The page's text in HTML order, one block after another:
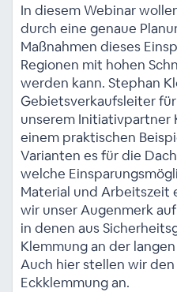
In diesem Webinar
durch eine genaue
Maßnahmen dieses
Regionen mit hohen
werden kann. Stephan
Gebietsverkaufsleiter
unserem Initiativpartner
einem praktischen
Varianten es für die
welche
Material und Arbeitszeit
wir unser Augenmerk
in denen aus
Klemmung an der
Auch hier stellen wir
Eckklemmung an.